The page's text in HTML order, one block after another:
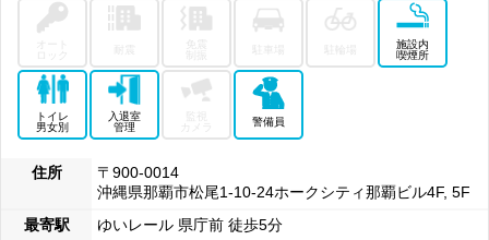
施設内
喫煙所
トイレ
男女別
入退室
管理
カメラ
警備員
住所
〒900-0014
沖縄県那覇市松尾1-10-24ホークシティ那覇ビル4F, 5F
最寄駅
ゆいレール 県庁前 徒歩5分